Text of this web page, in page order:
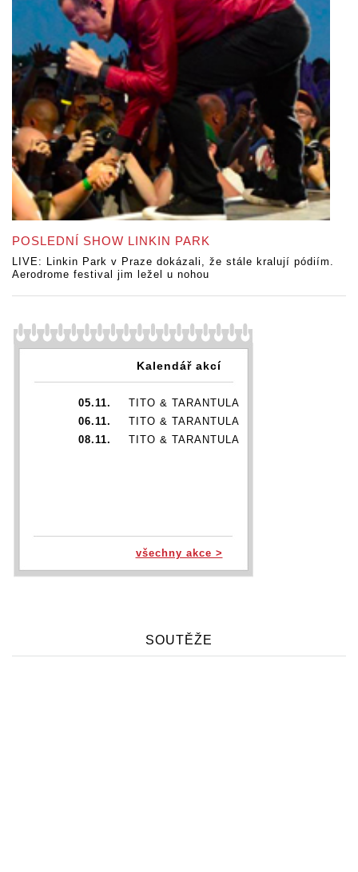
POSLEDNÍ SHOW LINKIN PARK
LIVE: Linkin Park v Praze dokázali, že stále kralují pódiím.
Aerodrome festival jim ležel u nohou
Kalendář akcí
05.11.
TITO & TARANTULA
06.11.
TITO & TARANTULA
08.11.
TITO & TARANTULA
všechny akce >
SOUTĚŽE